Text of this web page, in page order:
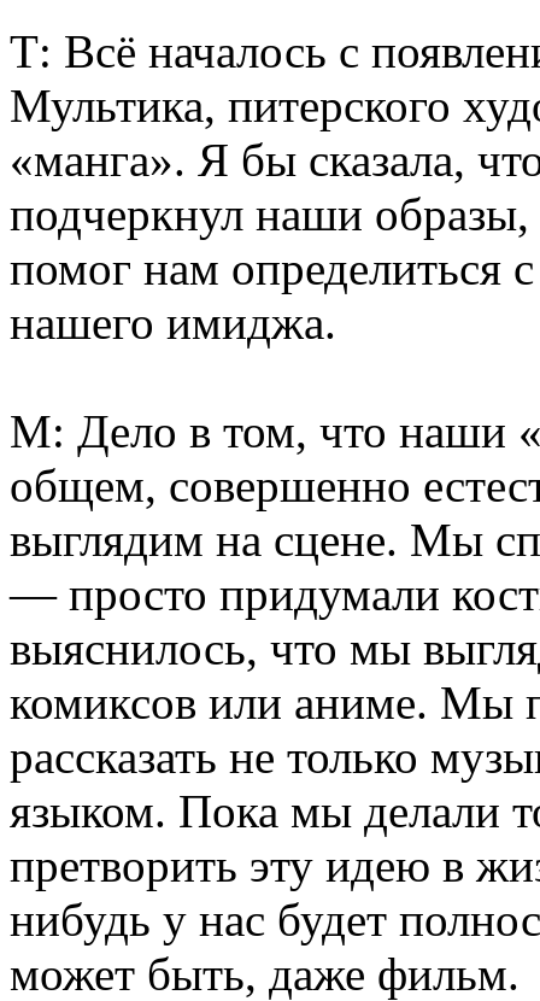
Т: Всё началось с
Мультика, питерского
«манга». Я бы сказала,
подчеркнул наши
помог нам определиться
нашего имиджа.
М: Дело в том, что наши
общем, совершенно
выглядим на сцене. Мы
— просто придумали
выяснилось, что мы
комиксов или аниме. Мы
рассказать не только
языком. Пока мы делали
претворить эту идею в
нибудь у нас будет
может быть, даже фильм.